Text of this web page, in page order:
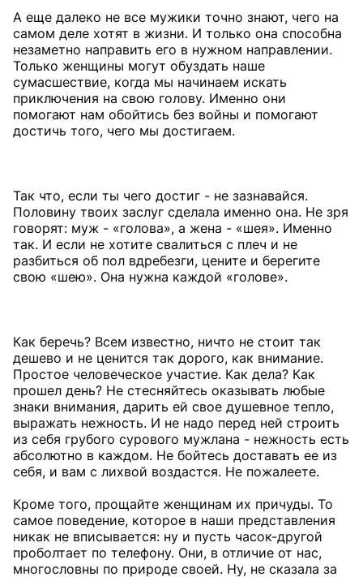
А еще далеко не все мужики точно знают, чего на
самом деле хотят в жизни. И только она способна
незаметно направить его в нужном направлении.
Только женщины могут обуздать наше
сумасшествие, когда мы начинаем искать
приключения на свою голову. Именно они
помогают нам обойтись без войны и помогают
достичь того, чего мы достигаем.
Так что, если ты чего достиг - не зазнавайся.
Половину твоих заслуг сделала именно она. Не зря
говорят: муж - «голова», а жена - «шея». Именно
так. И если не хотите свалиться с плеч и не
разбиться об пол вдребезги, цените и берегите
свою «шею». Она нужна каждой «голове».
Как беречь? Всем известно, ничто не стоит так
дешево и не ценится так дорого, как внимание.
Простое человеческое участие. Как дела? Как
прошел день? Не стесняйтесь оказывать любые
знаки внимания, дарить ей свое душевное тепло,
выражать нежность. И не надо перед ней строить
из себя грубого сурового мужлана - нежность есть
абсолютно в каждом. Не бойтесь доставать ее из
себя, и вам с лихвой воздастся. Не пожалеете.
Кроме того, прощайте женщинам их причуды. То
самое поведение, которое в наши представления
никак не вписывается: ну и пусть часок-другой
проболтает по телефону. Они, в отличие от нас,
многословны по природе своей. Ну, не сказала за